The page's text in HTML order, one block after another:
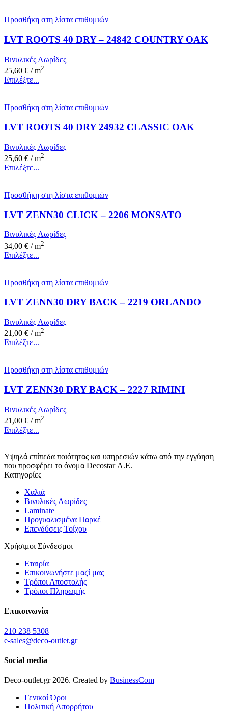
Προσθήκη στη λίστα επιθυμιών
LVT ROOTS 40 DRY – 24842 COUNTRY OAK
Βινυλικές Λωρίδες
25,60 € / m2
Επιλέξτε...
Προσθήκη στη λίστα επιθυμιών
LVT ROOTS 40 DRY 24932 CLASSIC OAK
Βινυλικές Λωρίδες
25,60 € / m2
Επιλέξτε...
Προσθήκη στη λίστα επιθυμιών
LVT ZENN30 CLICK – 2206 MONSATO
Βινυλικές Λωρίδες
34,00 € / m2
Επιλέξτε...
Προσθήκη στη λίστα επιθυμιών
LVT ZENN30 DRY BACK – 2219 ORLANDO
Βινυλικές Λωρίδες
21,00 € / m2
Επιλέξτε...
Προσθήκη στη λίστα επιθυμιών
LVT ZENN30 DRY BACK – 2227 RIMINI
Βινυλικές Λωρίδες
21,00 € / m2
Επιλέξτε...
Υψηλά επίπεδα ποιότητας και υπηρεσιών κάτω από την εγγύηση
που προσφέρει το όνομα Decostar Α.Ε.
Κατηγορίες
Χαλιά
Βινυλικές Λωρίδες
Laminate
Προγυαλισμένα Παρκέ
Επενδύσεις Τοίχου
Χρήσιμοι Σύνδεσμοι
Εταιρία
Επικοινωνήστε μαζί μας
Τρόποι Αποστολής
Τρόποι Πληρωμής
Επικοινωνία
210 238 5308
e-sales@deco-outlet.gr
Social media
Deco-outlet.gr 2026. Created by BusinessCom
Γενικοί Όροι
Πολιτική Απορρήτου